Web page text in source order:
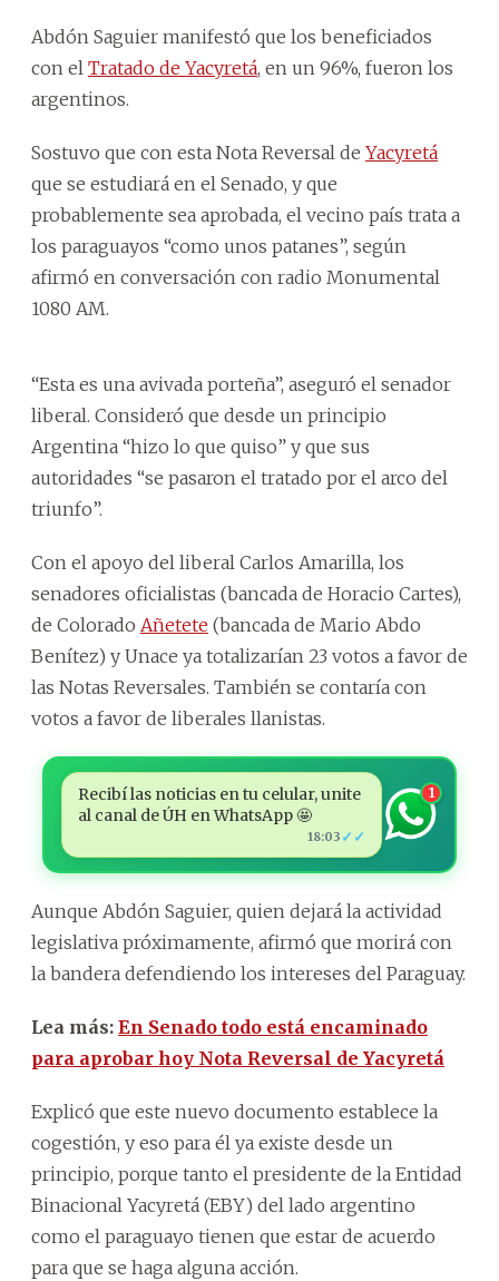
Abdón Saguier manifestó que los beneficiados
con el Tratado de Yacyretá, en un 96%, fueron los
argentinos.
Sostuvo que con esta Nota Reversal de Yacyretá
que se estudiará en el Senado, y que
probablemente sea aprobada, el vecino país trata a
los paraguayos “como unos patanes”, según
afirmó en conversación con radio Monumental
1080 AM.
“Esta es una avivada porteña”, aseguró el senador
liberal. Consideró que desde un principio
Argentina “hizo lo que quiso” y que sus
autoridades “se pasaron el tratado por el arco del
triunfo”.
Con el apoyo del liberal Carlos Amarilla, los
senadores oficialistas (bancada de Horacio Cartes),
de Colorado Añetete (bancada de Mario Abdo
Benítez) y Unace ya totalizarían 23 votos a favor de
las Notas Reversales. También se contaría con
votos a favor de liberales llanistas.
Recibí las noticias en tu celular, unite
al canal de ÚH en WhatsApp 🤩
18:03 ✓✓
1
Aunque Abdón Saguier, quien dejará la actividad
legislativa próximamente, afirmó que morirá con
la bandera defendiendo los intereses del Paraguay.
Lea más: En Senado todo está encaminado
para aprobar hoy Nota Reversal de Yacyretá
Explicó que este nuevo documento establece la
cogestión, y eso para él ya existe desde un
principio, porque tanto el presidente de la Entidad
Binacional Yacyretá (EBY) del lado argentino
como el paraguayo tienen que estar de acuerdo
para que se haga alguna acción.